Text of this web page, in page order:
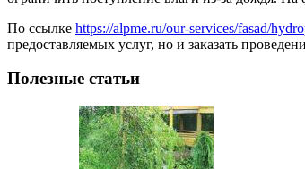
По ссылке https://alpme.ru/our-services/fasad/
предоставляемых услуг, но и заказать
Полезные статьи